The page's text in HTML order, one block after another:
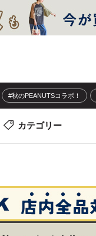
#秋のPEANUTSコラボ！
カテゴリー